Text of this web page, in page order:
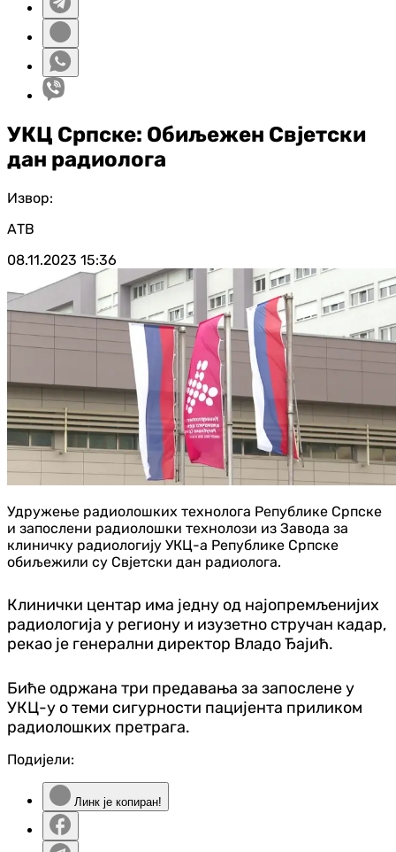
УКЦ Српске: Обиљежен Свјетски
дан радиолога
Извор:
АТВ
08.11.2023 15:36
Удружење радиолошких технолога Републике Српске
и запослени радиолошки технолози из Завода за
клиничку радиологију УКЦ-а Републике Српске
обиљежили су Свјетски дан радиолога.
Клинички центар има једну од најопремљенијих
радиологија у региону и изузетно стручан кадар,
рекао је генерални директор Владо Ђајић.
Биће одржана три предавања за запослене у
УКЦ-у о теми сигурности пацијента приликом
радиолошких претрага.
Подијели:
Линк је копиран!